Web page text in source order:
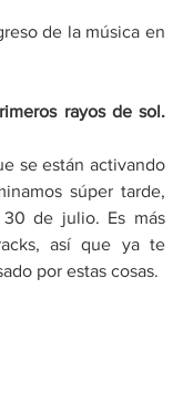
de la música en
rayos de sol.
se están activando
súper tarde,
30 de julio. Es más
así que ya te
por estas cosas.